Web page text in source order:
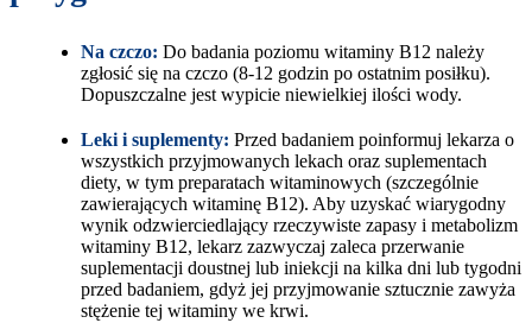
Na czczo: Do badania poziomu witaminy B12 należy
zgłosić się na czczo (8-12 godzin po ostatnim posiłku).
Dopuszczalne jest wypicie niewielkiej ilości wody.
Leki i suplementy: Przed badaniem poinformuj lekarza o
wszystkich przyjmowanych lekach oraz suplementach
diety, w tym preparatach witaminowych (szczególnie
zawierających witaminę B12). Aby uzyskać wiarygodny
wynik odzwierciedlający rzeczywiste zapasy i metabolizm
witaminy B12​, lekarz zazwyczaj zaleca przerwanie
suplementacji doustnej lub iniekcji na kilka dni lub tygodni
przed badaniem, gdyż jej przyjmowanie sztucznie zawyża
stężenie tej witaminy we krwi.